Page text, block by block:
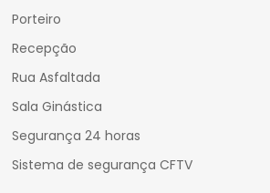
Porteiro
Recepção
Rua Asfaltada
Sala Ginástica
Segurança 24 horas
Sistema de segurança CFTV